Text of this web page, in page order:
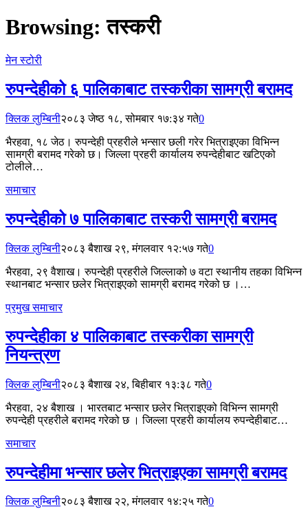
Browsing:तस्करी
मेन स्टोरी
रुपन्देहीको ६ पालिकाबाट तस्करीका सामग्री बरामद
क्लिक लुम्बिनी२०८३ जेष्ठ १८, सोमबार १७:३४ गते0
भैरहवा, १८ जेठ। रुपन्देही प्रहरीले भन्सार छली गरेर भित्राइएका विभिन्न
सामग्री बरामद गरेको छ। जिल्ला प्रहरी कार्यालय रुपन्देहीबाट खटिएको
टोलीले…
समाचार
रुपन्देहीको ७ पालिकाबाट तस्करी सामग्री बरामद
क्लिक लुम्बिनी२०८३ बैशाख २९, मंगलवार १२:५७ गते0
भैरहवा, २९ वैशाख। रुपन्देही प्रहरीले जिल्लाको ७ वटा स्थानीय तहका विभिन्न
स्थानबाट भन्सार छलेर भित्राइएको सामग्री बरामद गरेको छ ।…
प्रमुख समाचार
रुपन्देहीका ४ पालिकाबाट तस्करीका सामग्री
नियन्त्रण
क्लिक लुम्बिनी२०८३ बैशाख २४, बिहीबार १३:३८ गते0
भैरहवा, २४ बैशाख । भारतबाट भन्सार छलेर भित्राइएको विभिन्न सामग्री
रुपन्देही प्रहरीले बरामद गरेको छ । जिल्ला प्रहरी कार्यालय रुपन्देहीबाट…
समाचार
रुपन्देहीमा भन्सार छलेर भित्राइएका सामग्री बरामद
क्लिक लुम्बिनी२०८३ बैशाख २२, मंगलवार १४:२५ गते0